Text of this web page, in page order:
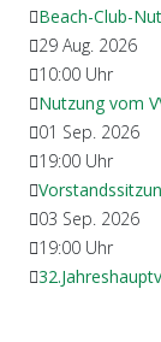
Beach-Club-
29 Aug. 2026
10:00 Uhr
Nutzung vom
01 Sep. 2026
19:00 Uhr
03 Sep. 2026
19:00 Uhr